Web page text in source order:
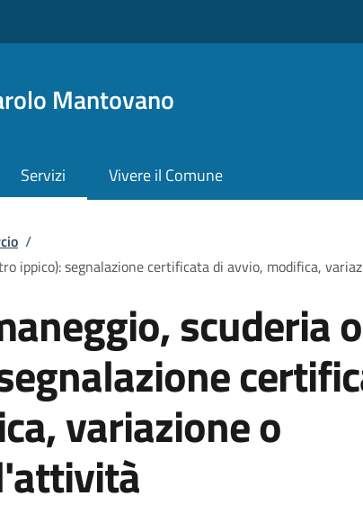
Mantovano
Servizi Vivere il Comune
/
ippico): segnalazione certificata di avvio, modifica,
scuderia o
variazione o